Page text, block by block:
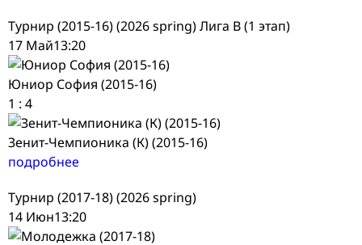
Турнир (2015-16) (2026 spring) Лига В (1 этап)
17 Май13:20
Юниор София (2015-16)
1 : 4
Зенит-Чемпионика (К) (2015-16)
подробнее
Турнир (2017-18) (2026 spring)
14 Июн13:20